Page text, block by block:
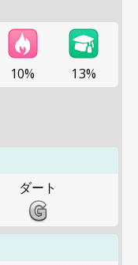
10% 13%
ダート